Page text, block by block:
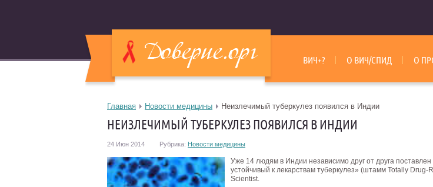
ВИЧ+? О ВИЧ/СПИД О
Главная Новости медицины Неизлечимый туберкулез появился в Индии
НЕИЗЛЕЧИМЫЙ ТУБЕРКУЛЕЗ ПОЯВИЛСЯ В ИНДИИ
24 Июн 2014 Рубрика: Новости медицины
Уже 14 людям в Индии независимо друг от друга
устойчивый к лекарствам туберкулез» (штамм Totally
Scientist.